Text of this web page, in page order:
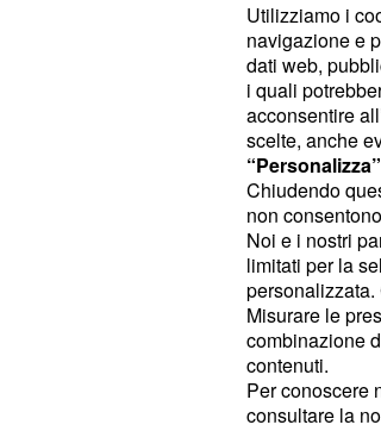
Queste
37mila docenti
circa 22mila
e 14mila docenti
il termine
selezionati per il
per il restante
però precisare
quella che ne
di merito
tutti gli insegnanti
Utilizziamo i
navigazione e
dati web,
i quali
acconsentire
scelte, anche
“Personalizza”
Chiudendo
non
Noi e i nostri
limitati per la
Misurare le
combinazione
contenuti.
Per conoscere
consultare la